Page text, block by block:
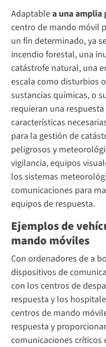
Adaptablea una amplia
centro de mando móvil
un fin determinado, ya
incendio forestal, una
catástrofe natural, una
escala como disturbios
sustancias químicas, o
requieran una
características
para la gestión de
peligrosos y
vigilancia, equipos
los sistemas
comunicaciones para
equipos de respuesta.
Ejemplos de
mando móviles
Con ordenadores de a
dispositivos de
con los centros de
respuesta y los
centros de mando
respuesta y
comunicaciones críticos